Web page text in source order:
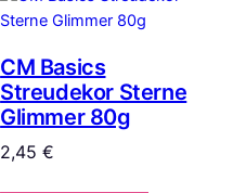
CM Basics
Streudekor Sterne
Glimmer 80g
2,45€